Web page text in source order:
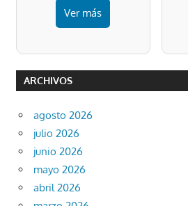
Ver más
ARCHIVOS
agosto 2026
julio 2026
junio 2026
mayo 2026
abril 2026